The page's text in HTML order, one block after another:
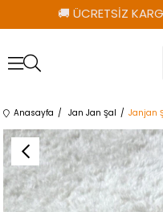
🚚 ÜCRETSİZ
Anasayfa Jan Jan Şal Janjan